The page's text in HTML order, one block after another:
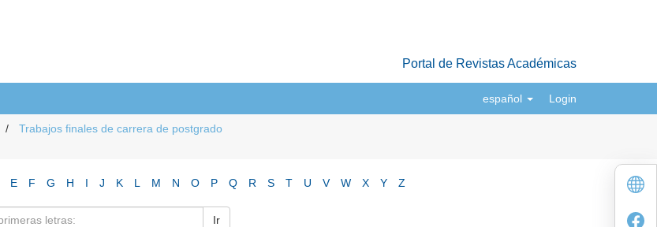
Portal de Revistas Académicas
español Login
Trabajos finales de carrera de postgrado
E F G H I J K L M N O P Q R S T U V W X Y Z
Ir